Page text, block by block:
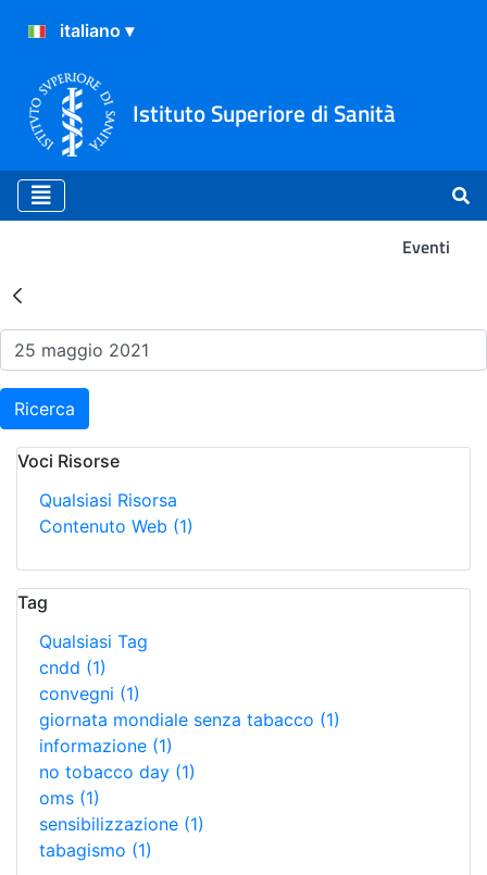
Istituto Superiore di Sanità
Eventi
Risultati della Ricerca -
Ricerca
Voci Risorse
Qualsiasi Risorsa
Contenuto Web (1)
Tag
Qualsiasi Tag
cndd (1)
convegni (1)
giornata mondiale senza tabacco (1)
informazione (1)
no tobacco day (1)
oms (1)
sensibilizzazione (1)
tabagismo (1)